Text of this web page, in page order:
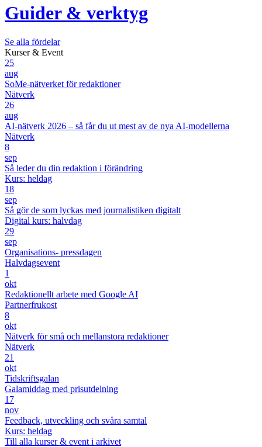
Guider & verktyg
Se alla fördelar
Kurser & Event
25
aug
SoMe-nätverket för redaktioner
Nätverk
26
aug
AI-nätverk 2026 – så får du ut mest av de nya AI-modellerna
Nätverk
8
sep
Så leder du din redaktion i förändring
Kurs: heldag
18
sep
Så gör de som lyckas med journalistiken digitalt
Digital kurs: halvdag
29
sep
Organisations- pressdagen
Halvdagsevent
1
okt
Redaktionellt arbete med Google AI
Partnerfrukost
8
okt
Nätverk för små och mellanstora redaktioner
Nätverk
21
okt
Tidskriftsgalan
Galamiddag med prisutdelning
17
nov
Feedback, utveckling och svåra samtal
Kurs: heldag
Till alla kurser & event i arkivet